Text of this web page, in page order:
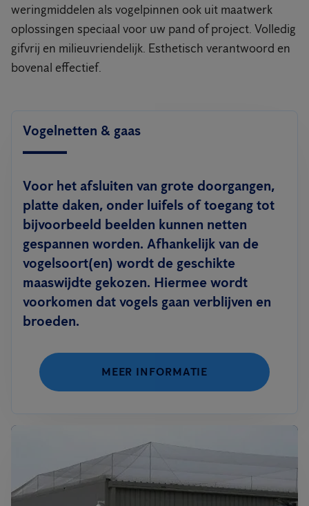
weringmiddelen als vogelpinnen ook uit maatwerk
oplossingen speciaal voor uw pand of project. Volledig
gifvrij en milieuvriendelijk. Esthetisch verantwoord en
bovenal effectief.
Vogelnetten & gaas
Voor het afsluiten van grote doorgangen,
platte daken, onder luifels of toegang tot
bijvoorbeeld beelden kunnen netten
gespannen worden. Afhankelijk van de
vogelsoort(en) wordt de geschikte
maaswijdte gekozen. Hiermee wordt
voorkomen dat vogels gaan verblijven en
broeden.
MEER INFORMATIE